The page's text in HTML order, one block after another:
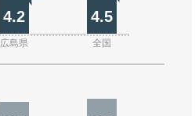
4.2 4.5
広島県 全国